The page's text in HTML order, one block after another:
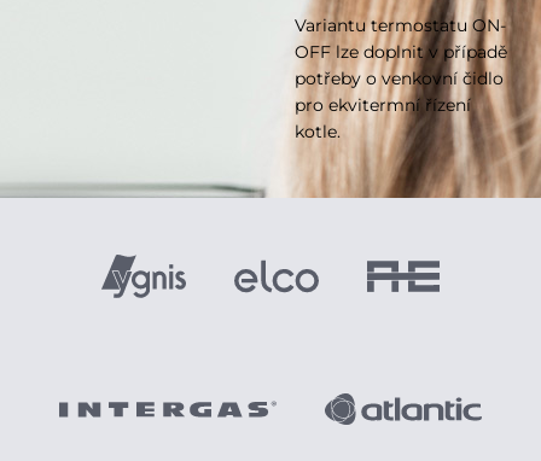
Variantu termostatu ON-
OFF lze doplnit v případě
potřeby o venkovní čidlo
pro ekvitermní řízení
kotle.